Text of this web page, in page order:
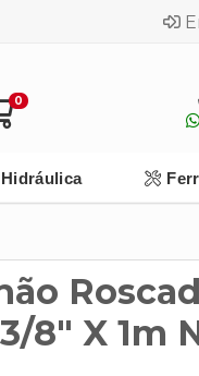
0
Hidráulica
8" X 1m